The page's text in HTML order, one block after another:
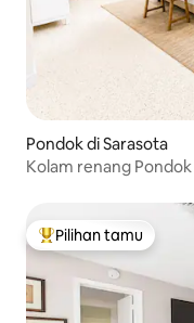
Pondok di Sarasota
Kolam renang
Pilihan tamu terpopuler
Pilihan tamu